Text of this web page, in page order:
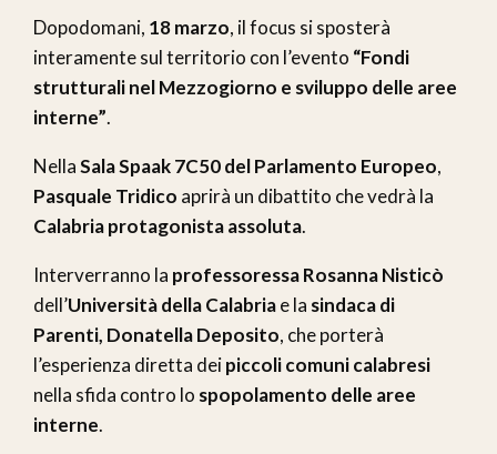
Dopodomani, 18 marzo, il focus si sposterà
interamente sul territorio con l’evento “Fondi
strutturali nel Mezzogiorno e sviluppo delle aree
interne”.
NellaSala Spaak 7C50 del Parlamento Europeo,
Pasquale Tridico aprirà un dibattito che vedrà la
Calabria protagonista assoluta.
Interverranno la professoressa Rosanna Nisticò
dell’Università della Calabriae la sindaca di
Parenti, Donatella Deposito, che porterà
l’esperienza diretta deipiccoli comuni calabresi
nella sfida contro lo spopolamento delle aree
interne.